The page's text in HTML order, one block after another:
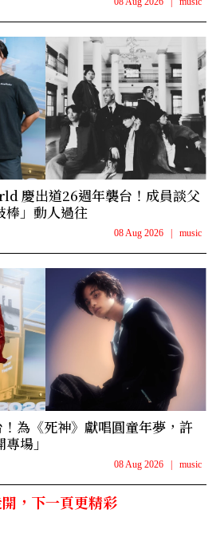
慶出道26週年襲台！成員談父
棒」動人過往
08 Aug 2026 | music
為《死神》獻唱圓童年夢，許
場」
08 Aug 2026 | music
，下一頁更精彩